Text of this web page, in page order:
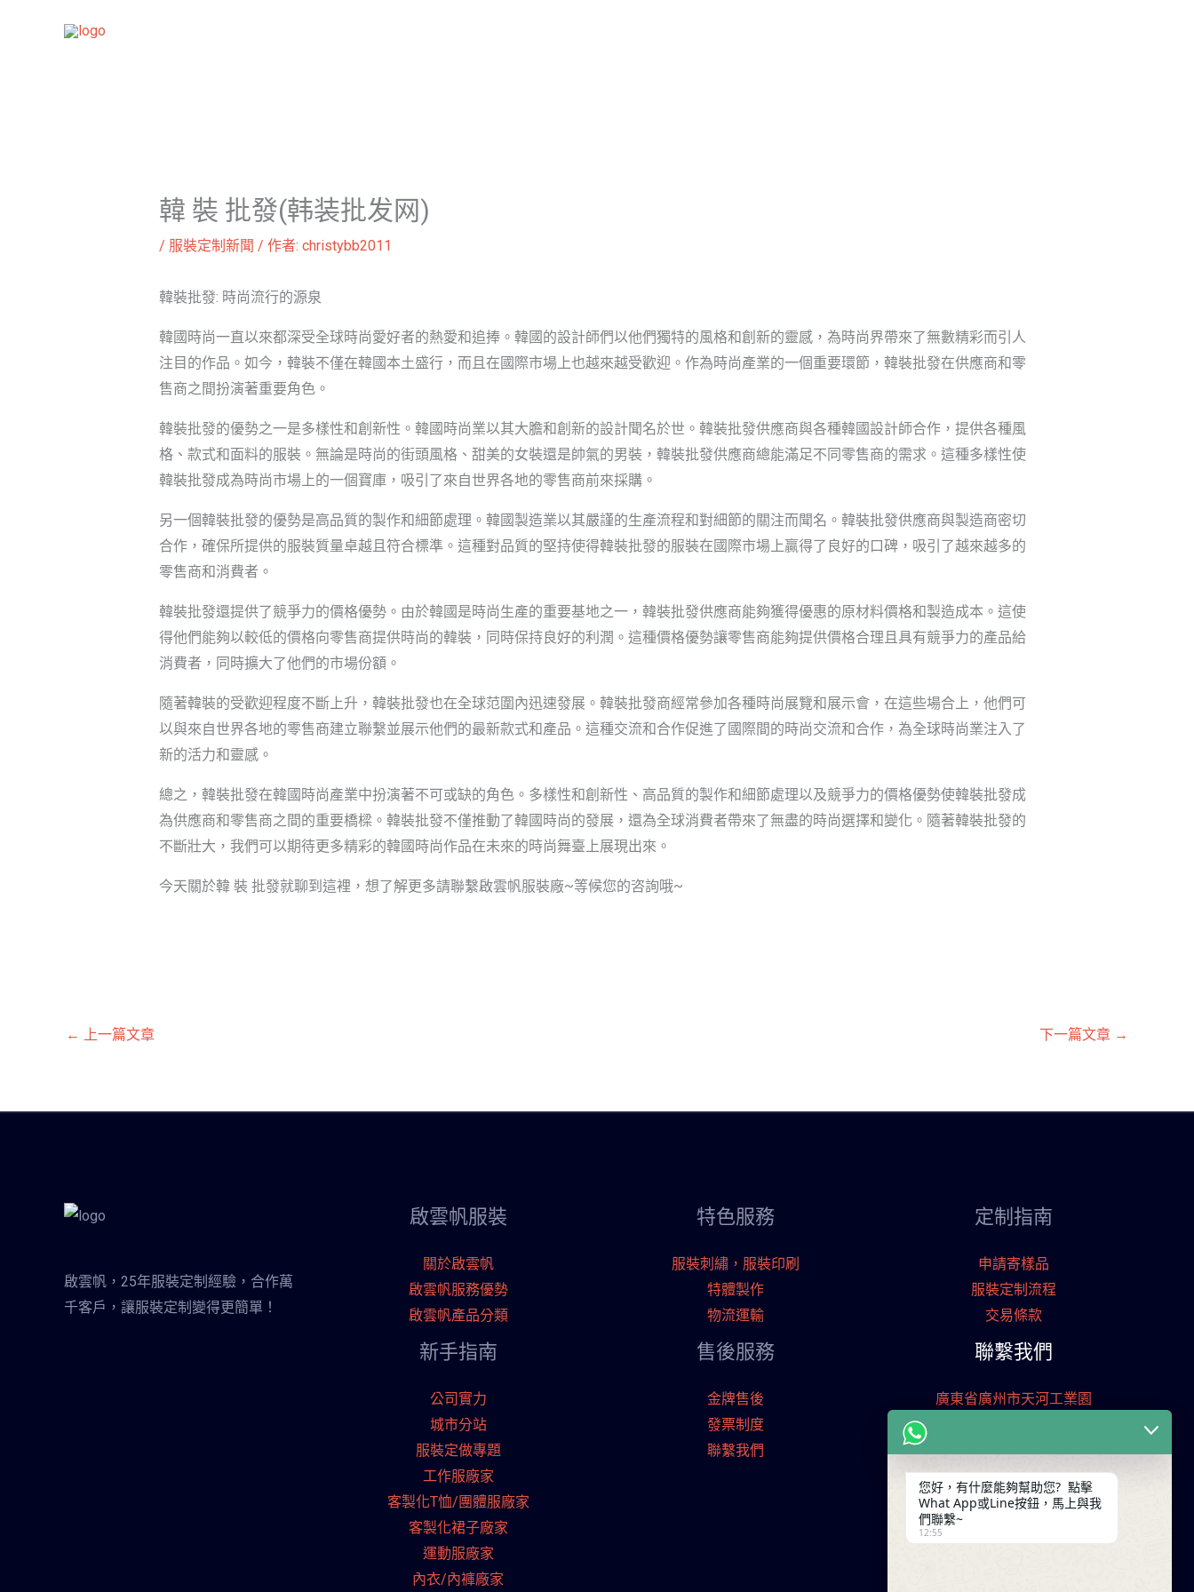
韓 裝 批發(韩装批发网)
/ 服裝定制新聞 / 作者: christybb2011
韓裝批發: 時尚流行的源泉
韓國時尚一直以來都深受全球時尚愛好者的熱愛和追捧。韓國的設計師們以他們獨特的風格和創新的靈感，為時尚界帶來了無數精彩而引人
注目的作品。如今，韓裝不僅在韓國本土盛行，而且在國際市場上也越來越受歡迎。作為時尚產業的一個重要環節，韓裝批發在供應商和零
售商之間扮演著重要角色。
韓裝批發的優勢之一是多樣性和創新性。韓國時尚業以其大膽和創新的設計聞名於世。韓裝批發供應商與各種韓國設計師合作，提供各種風
格、款式和面料的服裝。無論是時尚的街頭風格、甜美的女裝還是帥氣的男裝，韓裝批發供應商總能滿足不同零售商的需求。這種多樣性使
韓裝批發成為時尚市場上的一個寶庫，吸引了來自世界各地的零售商前來採購。
另一個韓裝批發的優勢是高品質的製作和細節處理。韓國製造業以其嚴謹的生產流程和對細節的關注而聞名。韓裝批發供應商與製造商密切
合作，確保所提供的服裝質量卓越且符合標準。這種對品質的堅持使得韓裝批發的服裝在國際市場上贏得了良好的口碑，吸引了越來越多的
零售商和消費者。
韓裝批發還提供了競爭力的價格優勢。由於韓國是時尚生產的重要基地之一，韓裝批發供應商能夠獲得優惠的原材料價格和製造成本。這使
得他們能夠以較低的價格向零售商提供時尚的韓裝，同時保持良好的利潤。這種價格優勢讓零售商能夠提供價格合理且具有競爭力的產品給
消費者，同時擴大了他們的市場份額。
隨著韓裝的受歡迎程度不斷上升，韓裝批發也在全球范圍內迅速發展。韓裝批發商經常參加各種時尚展覽和展示會，在這些場合上，他們可
以與來自世界各地的零售商建立聯繫並展示他們的最新款式和產品。這種交流和合作促進了國際間的時尚交流和合作，為全球時尚業注入了
新的活力和靈感。
總之，韓裝批發在韓國時尚產業中扮演著不可或缺的角色。多樣性和創新性、高品質的製作和細節處理以及競爭力的價格優勢使韓裝批發成
為供應商和零售商之間的重要橋樑。韓裝批發不僅推動了韓國時尚的發展，還為全球消費者帶來了無盡的時尚選擇和變化。隨著韓裝批發的
不斷壯大，我們可以期待更多精彩的韓國時尚作品在未來的時尚舞臺上展現出來。
今天關於韓 裝 批發就聊到這裡，想了解更多請聯繫啟雲帆服裝廠~等候您的咨詢哦~
← 上一篇文章 下一篇文章 →
啟雲帆，25年服裝定制經驗，合作萬
千客戶，讓服裝定制變得更簡單！
啟雲帆服裝
關於啟雲帆
啟雲帆服務優勢
啟雲帆產品分類
新手指南
公司實力
城市分站
服裝定做專題
工作服廠家
客製化T恤/團體服廠家
客製化裙子廠家
運動服廠家
內衣/內褲廠家
特色服務
服裝刺繡，服裝印刷
特體製作
物流運輸
售後服務
金牌售後
發票制度
聯繫我們
定制指南
申請寄樣品
服裝定制流程
交易條款
聯繫我們
廣東省廣州市天河工業園
keywinf@foxmail.com
您好，有什麼能夠幫助您? 點擊
What App或Line按鈕，馬上與我
們聯繫~
12:55